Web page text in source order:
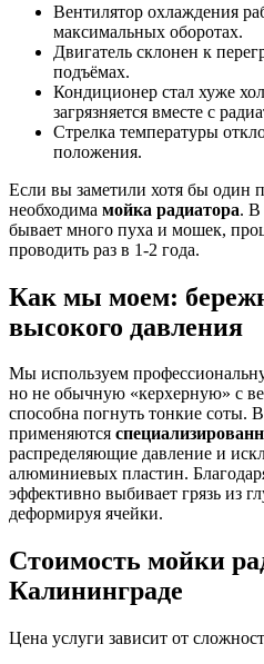
Вентилятор охлаждения
максимальных оборотах.
Двигатель склонен к
подъёмах.
Кондиционер стал хуже
загрязняется вместе с
Стрелка температуры
положения.
Если вы заметили хотя бы один
необходима мойка радиатора. В
бывает много пуха и мошек,
проводить раз в 1-2 года.
Как мы моем:
высокого давления
Мы используем
но не обычную «керхерную» с
способна погнуть тонкие соты.
применяются
распределяющие давление и
алюминиевых пластин.
эффективно выбивает грязь из
деформируя ячейки.
Стоимость мойки
Калининграде
Цена услуги зависит от